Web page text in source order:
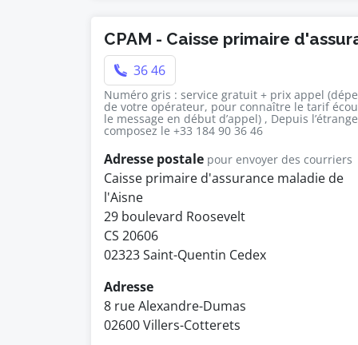
CPAM - Caisse primaire
36 46
Numéro gris : service gratuit + prix appel
de votre opérateur, pour connaître le tarif
le message en début d’appel) , Depuis
composez le +33 184 90 36 46
Adresse postale pour envoyer des courriers
Caisse primaire d'assurance maladie de
l'Aisne
29 boulevard Roosevelt
CS 20606
02323 Saint-Quentin Cedex
Adresse
8 rue Alexandre-Dumas
02600 Villers-Cotterets